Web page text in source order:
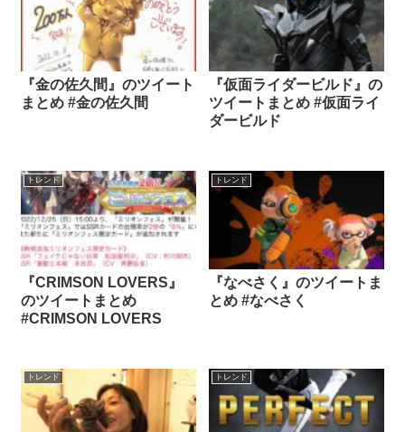
『金の佐久間』のツイート
まとめ #金の佐久間
『仮面ライダービルド』の
ツイートまとめ #仮面ライ
ダービルド
トレンド
『CRIMSON LOVERS』
のツイートまとめ
#CRIMSON LOVERS
トレンド
『なべさく』のツイートま
とめ #なべさく
トレンド トレンド